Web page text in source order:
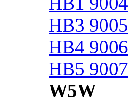
HB3 9005
HB4 9006
HB5 9007
W5W